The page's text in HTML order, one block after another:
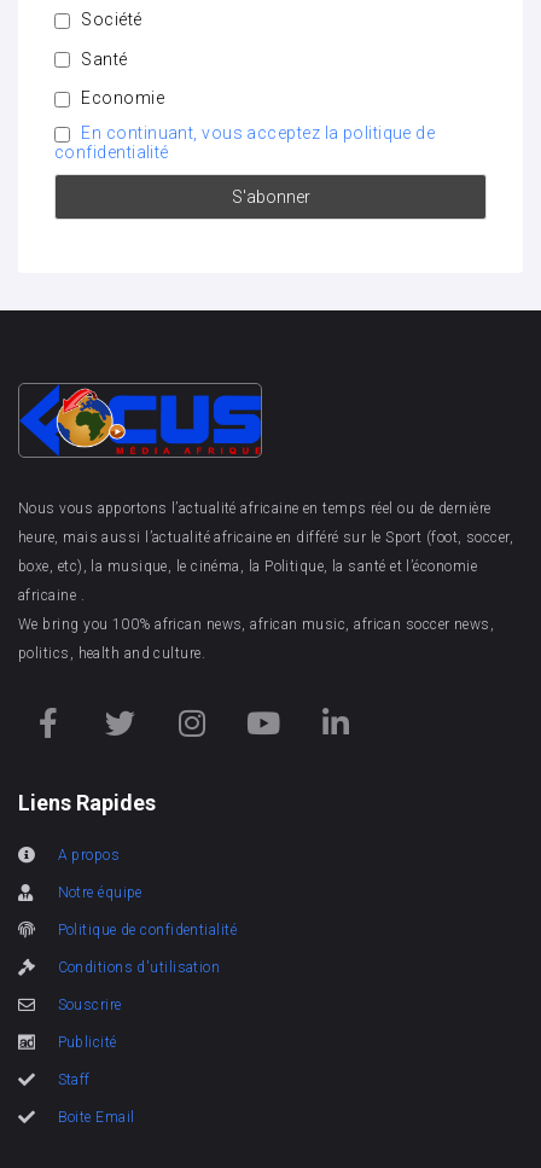
Société
Santé
Economie
En continuant, vous acceptez la politique de
confidentialité
Nous vous apportons l’actualité africaine en temps réel ou de dernière
heure, mais aussi l’actualité africaine en différé sur le Sport (foot, soccer,
boxe, etc), la musique, le cinéma, la Politique, la santé et l’économie
africaine .
We bring you 100% african news, african music, african soccer news,
politics, health and culture.
Liens Rapides
A propos
Notre équipe
Politique de confidentialité
Conditions d'utilisation
Souscrire
Publicité
Staff
Boite Email